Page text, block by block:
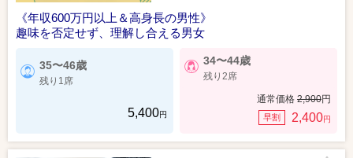
《年収600万円以上＆高身長の男性》
趣味を否定せず、理解し合える男女
35〜46歳
残り1席
5,400円
34〜44歳
残り2席
通常価格 2,900円
早割 2,400円